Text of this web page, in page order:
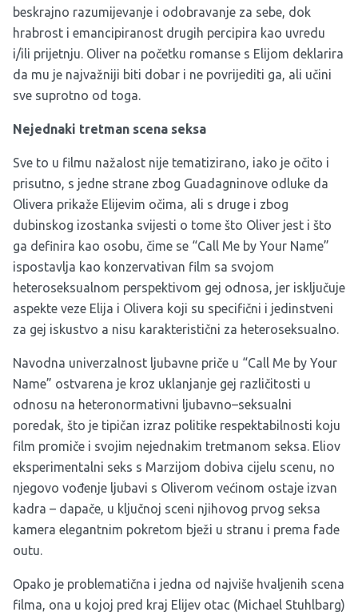
beskrajno razumijevanje i odobravanje za sebe, dok
hrabrost i emancipiranost drugih percipira kao uvredu
i/ili prijetnju. Oliver na početku romanse s Elijom deklarira
da mu je najvažniji biti dobar i ne povrijediti ga, ali učini
sve suprotno od toga.
Nejednaki tretman scena seksa
Sve to u filmu nažalost nije tematizirano, iako je očito i
prisutno, s jedne strane zbog Guadagninove odluke da
Olivera prikaže Elijevim očima, ali s druge i zbog
dubinskog izostanka svijesti o tome što Oliver jest i što
ga definira kao osobu, čime se “Call Me by Your Name”
ispostavlja kao konzervativan film sa svojom
heteroseksualnom perspektivom gej odnosa, jer isključuje
aspekte veze Elija i Olivera koji su specifični i jedinstveni
za gej iskustvo a nisu karakteristični za heteroseksualno.
Navodna univerzalnost ljubavne priče u “Call Me by Your
Name” ostvarena je kroz uklanjanje gej različitosti u
odnosu na heteronormativni ljubavno–seksualni
poredak, što je tipičan izraz politike respektabilnosti koju
film promiče i svojim nejednakim tretmanom seksa. Eliov
eksperimentalni seks s Marzijom dobiva cijelu scenu, no
njegovo vođenje ljubavi s Oliverom većinom ostaje izvan
kadra – dapače, u ključnoj sceni njihovog prvog seksa
kamera elegantnim pokretom bježi u stranu i prema fade
outu.
Opako je problematična i jedna od najviše hvaljenih scena
filma, ona u kojoj pred kraj Elijev otac (Michael Stuhlbarg)